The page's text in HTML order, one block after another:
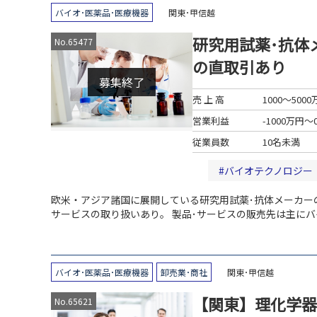
バイオ･医薬品･医療機器 関東･甲信越
No.65477
募集終了
研究用試薬･抗体
の直取引あり
売 上 高
1000～5000
営業利益
-1000万円〜
従業員数
10名未満
バイオテクノロジー
欧米・アジア諸国に展開している研究用試薬･抗体メーカ
サービスの取り扱いあり。 製品･サービスの販売先は主に
バイオ･医薬品･医療機器 卸売業･商社 関東･甲信越
No.65621 【関東】理化学